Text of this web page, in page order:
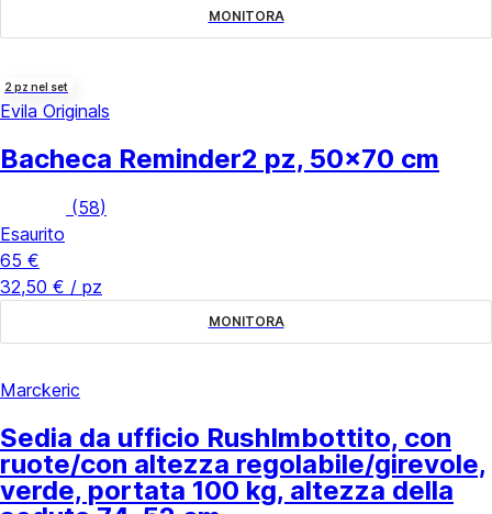
MONITORA
2 pz nel set
Evila Originals
Bacheca Reminder2 pz, 50x70 cm
(58)
Esaurito
65 €
32,50 € / pz
MONITORA
Marckeric
Sedia da ufficio RushImbottito, con
ruote/con altezza regolabile/girevole,
verde, portata 100 kg, altezza della